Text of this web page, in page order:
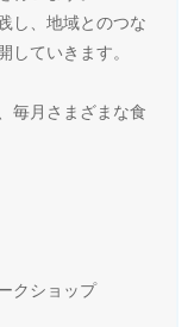
し、地域とのつな
していきます。
毎月さまざまな食
クショップ